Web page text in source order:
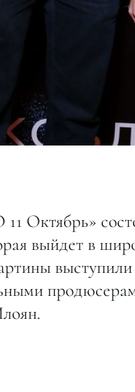
Октябрь»
выйдет в